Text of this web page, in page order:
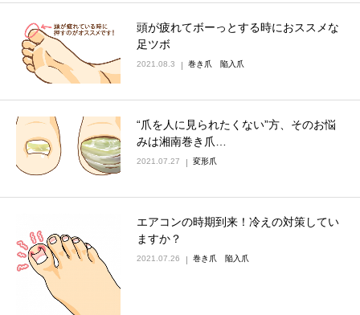
頭が疲れてボーっとする時におススメな
足ツボ
2021.08.3 巻き爪 陥入爪
“爪を人に見られたくない”方、そのお悩
みは湘南巻き爪…
2021.07.27 変形爪
エアコンの時期到来！冷えの対策してい
ますか？
2021.07.26 巻き爪 陥入爪